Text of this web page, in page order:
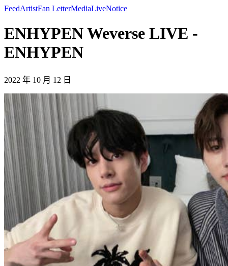
FeedArtistFan LetterMediaLiveNotice
ENHYPEN Weverse LIVE -
ENHYPEN
2022 年 10 月 12 日